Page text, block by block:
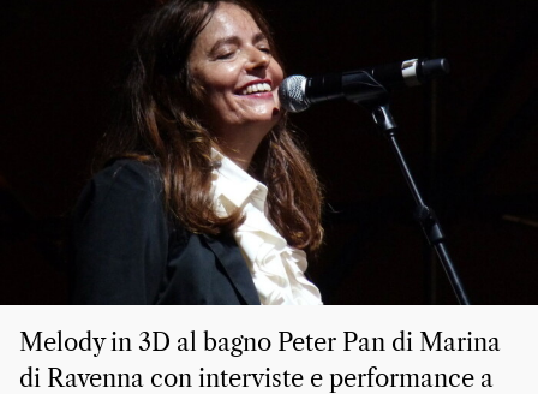
Melody in 3D al bagno Peter Pan di Marina
di Ravenna con interviste e performance a